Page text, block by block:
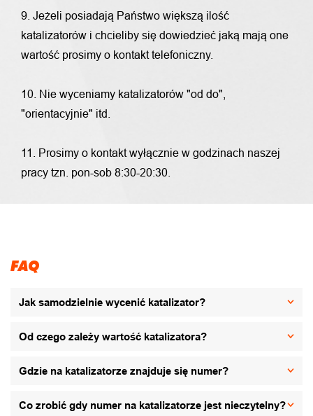
9. Jeżeli posiadają Państwo większą ilość
katalizatorów i chcieliby się dowiedzieć jaką mają one
wartość prosimy o kontakt telefoniczny.
10. Nie wyceniamy katalizatorów "od do",
"orientacyjnie" itd.
11. Prosimy o kontakt wyłącznie w godzinach naszej
pracy tzn. pon-sob 8:30-20:30.
FAQ
Jak samodzielnie wycenić katalizator?
Od czego zależy wartość katalizatora?
Gdzie na katalizatorze znajduje się numer?
Co zrobić gdy numer na katalizatorze jest nieczytelny?